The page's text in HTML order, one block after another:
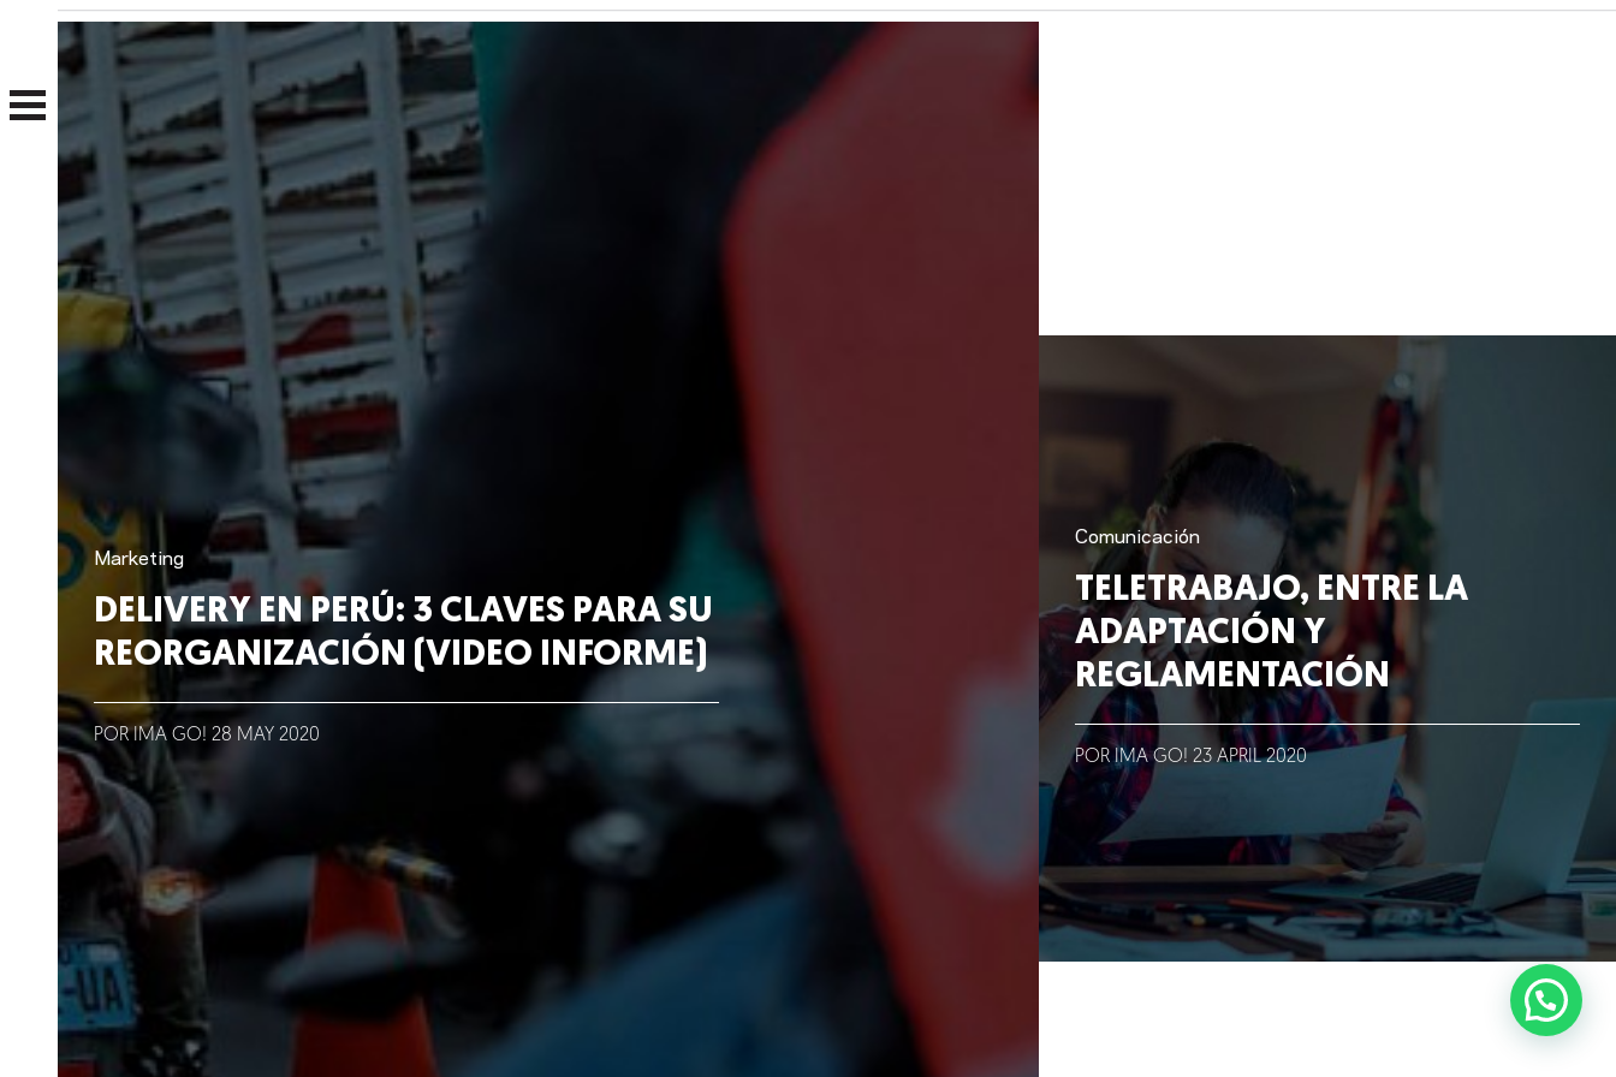
Lo que hacemos
Talento
Conversemos
Marketing
DELIVERY EN PERÚ: 3 CLAVES PARA SU
REORGANIZACIÓN (VIDEO INFORME)
POR IMA GO! 28 MAY 2020
Comunicación
TELETRABAJO, ENTRE LA
ADAPTACIÓN Y
REGLAMENTACIÓN
POR IMA GO! 23 APRIL 2020